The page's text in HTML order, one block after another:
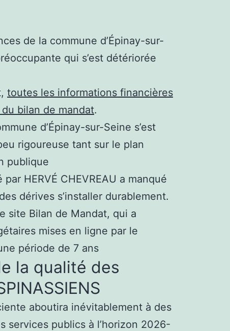
de la commune d’Épinay-sur-
qui s’est détériorée
toutes les informations financières
bilan de mandat.
d’Épinay-sur-Seine s’est
rigoureuse tant sur le plan
publique
HERVÉ CHEVREAU a manqué
dérives s’installer durablement.
site Bilan de Mandat, qui a
mises en ligne par le
période de 7 ans
la qualité des
aboutira inévitablement à des
services publics à l’horizon 2026-